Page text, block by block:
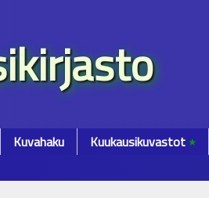
Kuvahaku Kuukausikuvastot٭